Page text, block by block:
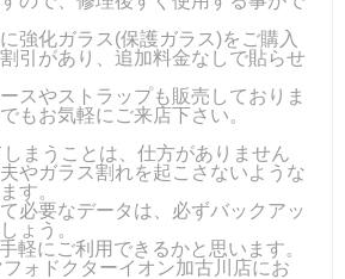
強化ガラス(保護ガラス)をご購入
引があり、追加料金なしで貼らせ
スやストラップも販売しておりま
もお気軽にご来店下さい。
まうことは、仕方がありません
やガラス割れを起こさないような
す。
必要なデータは、必ずバックアッ
ょう。
軽にご利用できるかと思います。
ォドクターイオン加古川店にお